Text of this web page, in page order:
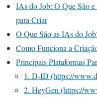
IAs do Job: O Que São
para Criar
O Que São as IAs do
Como Funciona a
Principais Plataformas
1. D-ID (https://
2. HeyGen (https://